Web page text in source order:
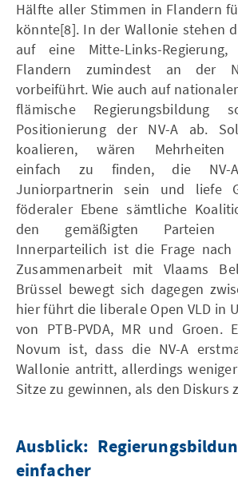
Hälfte aller Stimmen in Flandern
könnte[8]. In der Wallonie stehen
auf eine Mitte-Links-
Flandern zumindest an der
vorbeiführt. Wie auch auf
flämische
Positionierung der NV-A ab.
koalieren, wären Mehrheiten
einfach zu finden, die NV-
Juniorpartnerin sein und liefe
föderaler Ebene sämtliche
den gemäßigten Parteien
Innerparteilich ist die Frage nach
Zusammenarbeit mit Vlaams
Brüssel bewegt sich dagegen
hier führt die liberale Open VLD in
von PTB-PVDA, MR und Groen.
Novum ist, dass die NV-A
Wallonie antritt, allerdings
Sitze zu gewinnen, als den Diskurs
Ausblick:
einfacher